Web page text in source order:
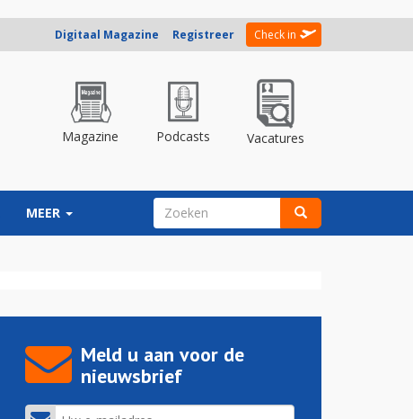
Digitaal Magazine Registreer Check in
Magazine Podcasts Vacatures
MEER ZOEKVELD
Meld u aan voor de
nieuwsbrief